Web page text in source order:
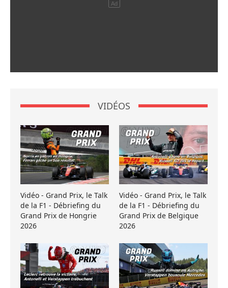
VIDÉOS
Vidéo - Grand Prix, le Talk
de la F1 - Débriefing du
Grand Prix de Hongrie
2026
Vidéo - Grand Prix, le Talk
de la F1 - Débriefing du
Grand Prix de Belgique
2026